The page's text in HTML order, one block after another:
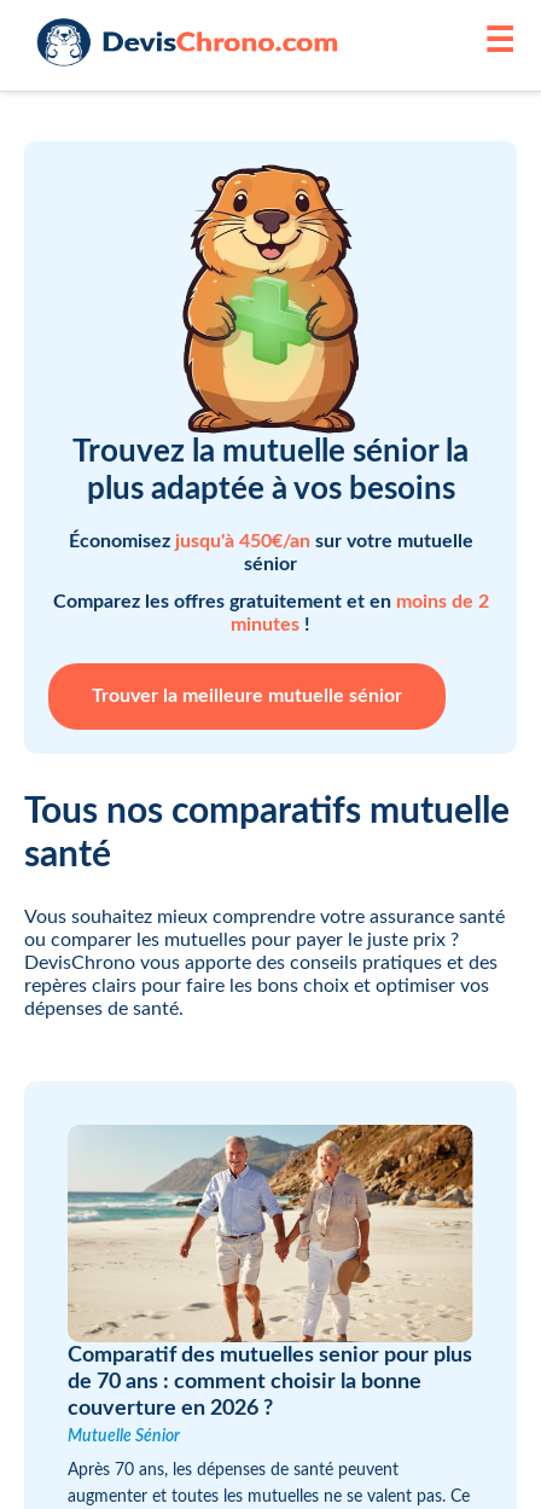
☰
Trouvez la mutuelle sénior la
plus adaptée à vos besoins
Économisez jusqu'à 450€/an sur votre mutuelle
sénior
Comparez les offres gratuitement et en moins de 2
minutes !
Trouver la meilleure mutuelle sénior
Tous nos comparatifs mutuelle
santé
Vous souhaitez mieux comprendre votre assurance santé
ou comparer les mutuelles pour payer le juste prix ?
DevisChrono vous apporte des conseils pratiques et des
repères clairs pour faire les bons choix et optimiser vos
dépenses de santé.
Comparatif des mutuelles senior pour plus
de 70 ans : comment choisir la bonne
couverture en 2026 ?
Mutuelle Sénior
Après 70 ans, les dépenses de santé peuvent
augmenter et toutes les mutuelles ne se valent pas. Ce